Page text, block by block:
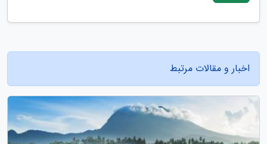
اخبار و مقالات مرتبط